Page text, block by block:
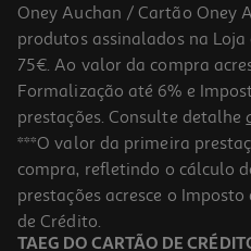
Tinteiro Original Hp 937 Ciano
31.99 €/un
31,99 €
Oney Auchan / Cartão Oney
produtos assinalados na
75€. Ao valor da compra
Formalização até 6% e
prestações. Consulte detalhe
***O valor da primeira
compra, refletindo o cálculo
prestações acresce o
de Crédito.
TAEG DO CARTÃO DE